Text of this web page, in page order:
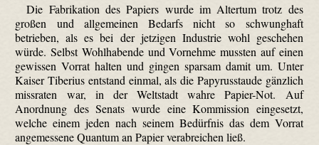
Die Fabrikation des Papiers wurde im Altertum trotz des
großen und allgemeinen Bedarfs nicht so schwunghaft
betrieben, als es bei der jetzigen Industrie wohl geschehen
würde. Selbst Wohlhabende und Vornehme mussten auf einen
gewissen Vorrat halten und gingen sparsam damit um. Unter
Kaiser Tiberius entstand einmal, als die Papyrusstaude gänzlich
missraten war, in der Weltstadt wahre Papier-Not. Auf
Anordnung des Senats wurde eine Kommission eingesetzt,
welche einem jeden nach seinem Bedürfnis das dem Vorrat
angemessene Quantum an Papier verabreichen ließ.